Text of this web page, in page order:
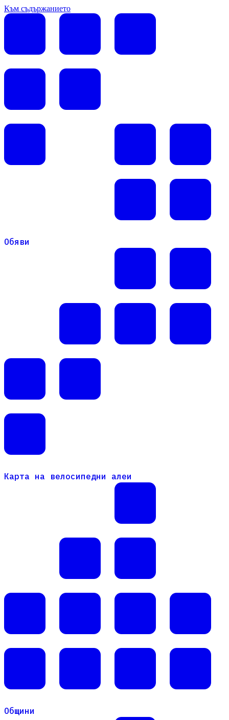
Към съдържанието
Обяви
Карта на велосипедни алеи
Карта на велосипедни алеи
Общини